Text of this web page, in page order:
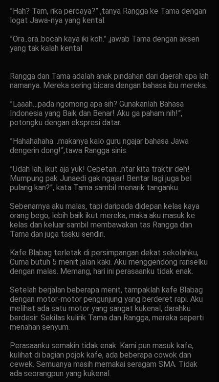
”Hah? Tam, rika percaya?” ,tanya Rangga ke Tama dengan
logat Jawa-nya yang kental.
”Ora..ora..bocah kaya iki koh.” ,jawab Tama dengan aksen
yang tak kalah kental
Rangga dan Tama adalah anak pindahan dari daerah apa lah
namanya. Mereka sering bicara dengan bahasa ibu mereka.
”Laaah…pada ngomong apa sih? Gunakanlah Bahasa
Indonesia yang Baik dan Benar! Aku ga paham nih!”,
potongku dengan ekspresi datar.
”Hahahahaha…makanya kalo guru ngajar bahasa Jawa
dengerin dong!”,tawa Rangga sinis.
”Udah lah, ikut aja yuk! Cepetan…ntar kita traktir deh!
Mumpung pak Junaedi gak ngajar! Bentar lagi juga bel
pulang kan?”, kata Tama sambil menarik tanganku.
Sebenarnya aku malas, tapi daripada didepan kelas kaya
orang bego, lebih baik ikut mereka, maka aku masuk ke
kelas dan keluar sambil membawakan tas Rangga dan
Tama dan juga tasku sendiri.
Kafe Blabag terletak di persimpangan dekat sekolahku,
Cuma butuh 5 menit jalan kaki. Aku menggendong ranselku
dengan malas. Memang, hari ini perasaanku tidak enak.
Setelah berjalan beberapa menit, tampaklah kafe Blabag
dengan motor-motor pengunjung yang berderet rapi. Aku
melihat ada satu motor yang sangat kukenal, darahku
berdesir. Sekilas kulirik Tama dan Rangga, mereka seperti
menahan senyum.
Perasaanku semakin tidak enak. Kami pun masuk kafe,
kulihat di bagian pojok kafe, ada beberapa cowok dan
cewek. Semuanya masih memakai seragam SMA. Tidak
ada seorangpun yang kukenal.